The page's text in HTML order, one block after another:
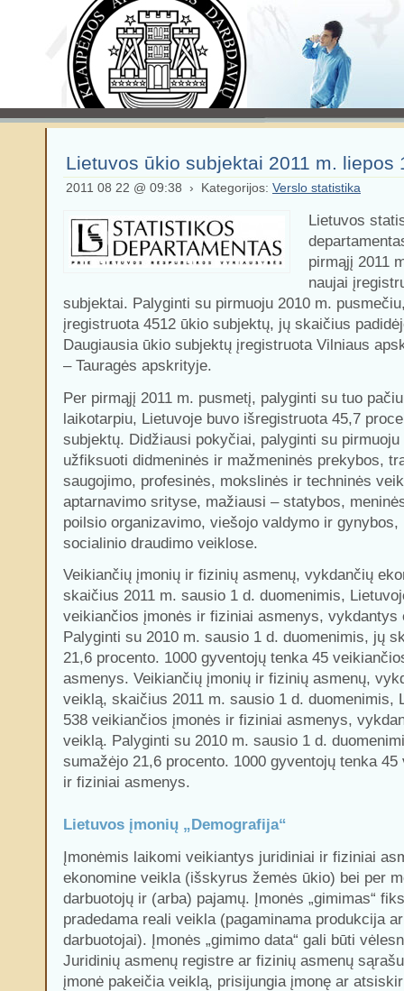
Lietuvos ūkio subjektai 2011 m. liepos
2011 08 22 @ 09:38 › Kategorijos: Verslo statistika
Lietuvos
pirmąjį 2011
naujai
subjektai. Palyginti su pirmuoju 2010 m.
įregistruota 4512 ūkio subjektų, jų skaičius
Daugiausia ūkio subjektų įregistruota Vilniaus
– Tauragės apskrityje.
Per pirmąjį 2011 m. pusmetį, palyginti su tuo
laikotarpiu, Lietuvoje buvo išregistruota 45,7
subjektų. Didžiausi pokyčiai, palyginti su
užfiksuoti didmeninės ir mažmeninės prekybos,
saugojimo, profesinės, mokslinės ir techninės
aptarnavimo srityse, mažiausi – statybos,
poilsio organizavimo, viešojo valdymo ir gynybos,
socialinio draudimo veiklose.
Veikiančių įmonių ir fizinių asmenų, vykdančių
skaičius 2011 m. sausio 1 d. duomenimis,
veikiančios įmonės ir fiziniai asmenys, vykdantys
Palyginti su 2010 m. sausio 1 d. duomenimis, jų
21,6 procento. 1000 gyventojų tenka 45
asmenys. Veikiančių įmonių ir fizinių asmenų,
veiklą, skaičius 2011 m. sausio 1 d. duomenimis,
538 veikiančios įmonės ir fiziniai asmenys,
veiklą. Palyginti su 2010 m. sausio 1 d.
sumažėjo 21,6 procento. 1000 gyventojų tenka
ir fiziniai asmenys.
Lietuvos įmonių „Demografija“
Įmonėmis laikomi veikiantys juridiniai ir fiziniai
ekonomine veikla (išskyrus žemės ūkio) bei per
darbuotojų ir (arba) pajamų. Įmonės „gimimas“
pradedama reali veikla (pagaminama produkcija
darbuotojai). Įmonės „gimimo data“ gali būti
Juridinių asmenų registre ar fizinių asmenų
įmonė pakeičia veiklą, prisijungia įmonę ar